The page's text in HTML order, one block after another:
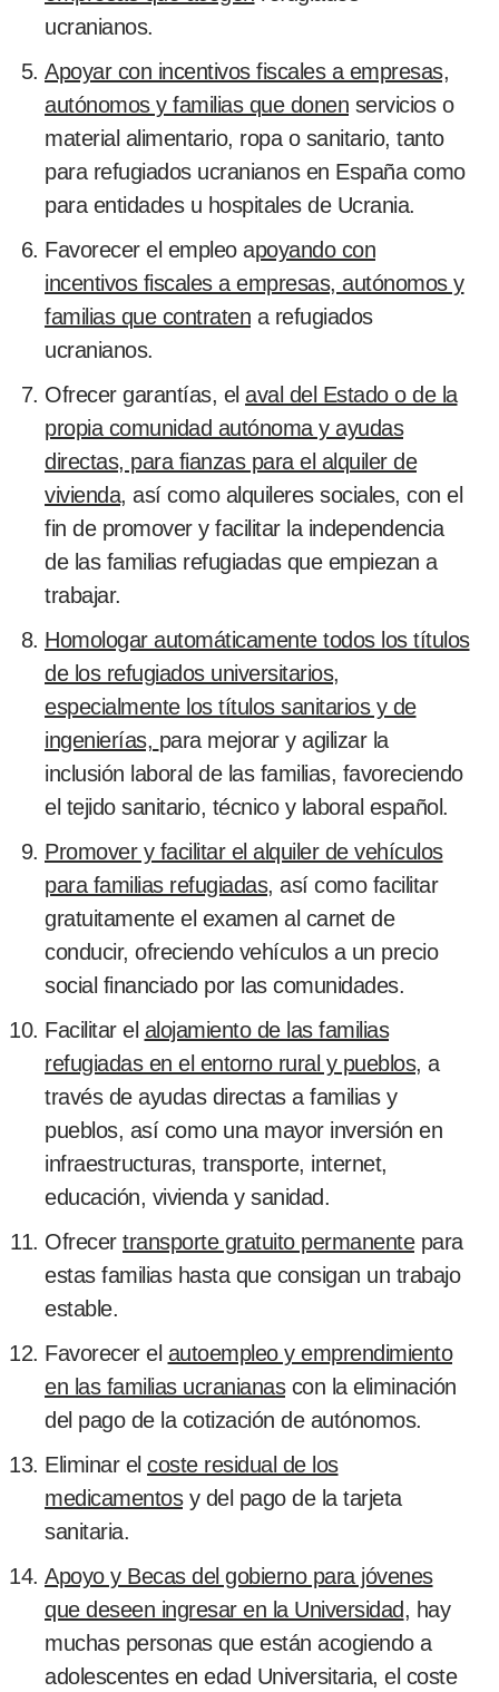
ucranianos.
Apoyar con incentivos fiscales a empresas,
autónomos y familias que donen servicios o
material alimentario, ropa o sanitario, tanto
para refugiados ucranianos en España como
para entidades u hospitales de Ucrania.
Favorecer el empleo apoyando con
incentivos fiscales a empresas, autónomos y
familias que contraten a refugiados
ucranianos.
Ofrecer garantías, el aval del Estado o de la
propia comunidad autónoma y ayudas
directas, para fianzas para el alquiler de
vivienda, así como alquileres sociales, con el
fin de promover y facilitar la independencia
de las familias refugiadas que empiezan a
trabajar.
Homologar automáticamente todos los títulos
de los refugiados universitarios,
especialmente los títulos sanitarios y de
ingenierías, para mejorar y agilizar la
inclusión laboral de las familias, favoreciendo
el tejido sanitario, técnico y laboral español.
Promover y facilitar el alquiler de vehículos
para familias refugiadas, así como facilitar
gratuitamente el examen al carnet de
conducir, ofreciendo vehículos a un precio
social financiado por las comunidades.
Facilitar el alojamiento de las familias
refugiadas en el entorno rural y pueblos, a
través de ayudas directas a familias y
pueblos, así como una mayor inversión en
infraestructuras, transporte, internet,
educación, vivienda y sanidad.
Ofrecer transporte gratuito permanentepara
estas familias hasta que consigan un trabajo
estable.
Favorecer el autoempleo y emprendimiento
en las familias ucranianascon la eliminación
del pago de la cotización de autónomos.
Eliminar el coste residual de los
medicamentosy del pago de la tarjeta
sanitaria.
Apoyo y Becas del gobierno para jóvenes
que deseen ingresar en la Universidad, hay
muchas personas que están acogiendo a
adolescentes en edad Universitaria, el coste